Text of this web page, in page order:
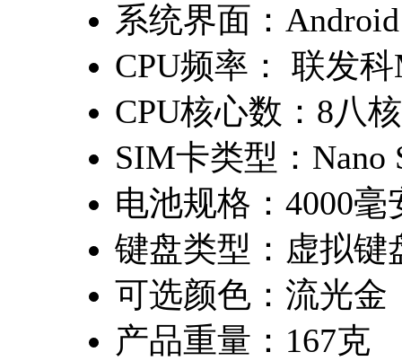
系统界面：
CPU频率：
联发科
CPU核心数： 8八核
SIM卡类型： Nano
电池规格： 4000毫
键盘类型： 虚拟键
可选颜色： 流光金
产品重量： 167克